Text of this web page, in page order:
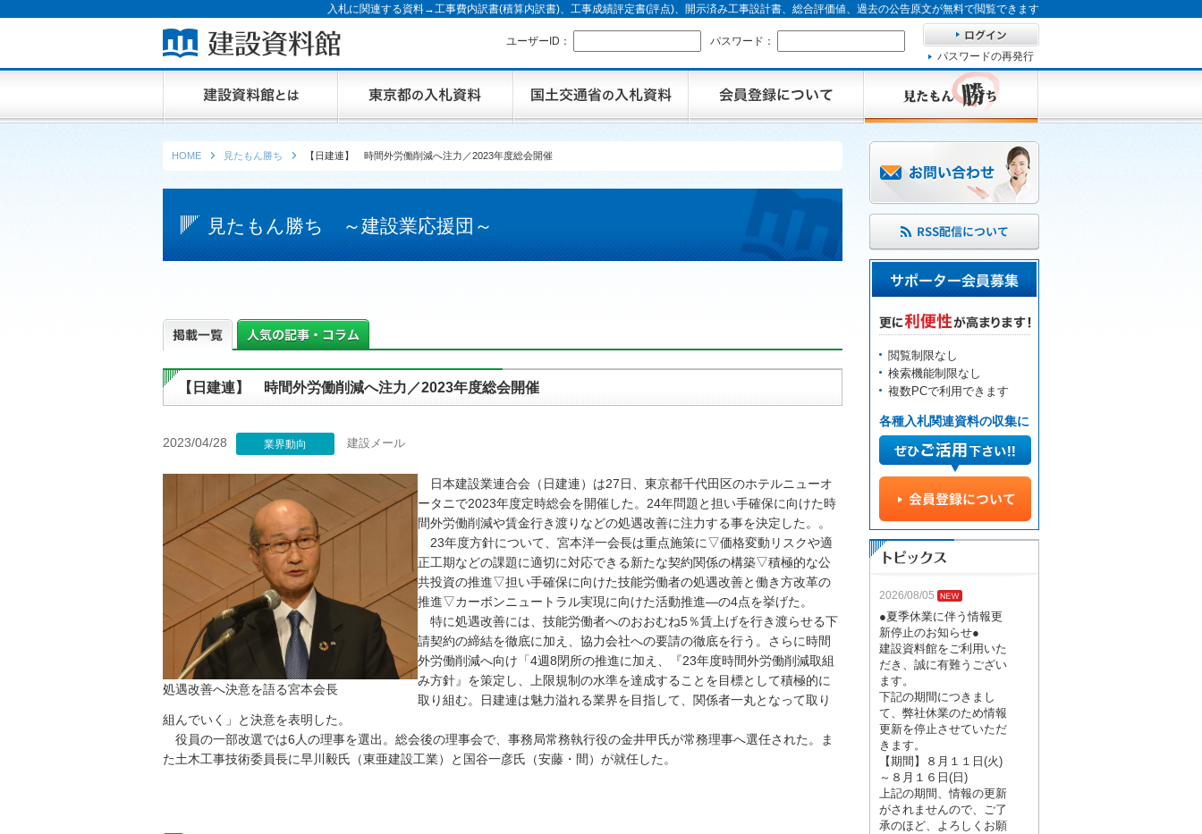
入札に関連する資料→工事費内訳書(積算内訳書)、工事成績評定書(評点)、開示済み工事設計書、総合評価値、過去の公告原文が無料で閲覧できます
ユーザーID：
パスワード：
パスワードの再発行
HOME 見たもん勝ち 【日建連】 時間外労働削減へ注力／2023年度総会開催
見たもん勝ち ～建設業応援団～
【日建連】 時間外労働削減へ注力／2023年度総会開催
2023/04/28 業界動向 建設メール
処遇改善へ決意を語る宮本会長
日本建設業連合会（日建連）は27日、東京都千代田区のホテルニューオ
ータニで2023年度定時総会を開催した。24年問題と担い手確保に向けた時
間外労働削減や賃金行き渡りなどの処遇改善に注力する事を決定した。。
23年度方針について、宮本洋一会長は重点施策に▽価格変動リスクや適
正工期などの課題に適切に対応できる新たな契約関係の構築▽積極的な公
共投資の推進▽担い手確保に向けた技能労働者の処遇改善と働き方改革の
推進▽カーボンニュートラル実現に向けた活動推進―の4点を挙げた。
特に処遇改善には、技能労働者へのおおむね5％賃上げを行き渡らせる下
請契約の締結を徹底に加え、協力会社への要請の徹底を行う。さらに時間
外労働削減へ向け「4週8閉所の推進に加え、『23年度時間外労働削減取組
み方針』を策定し、上限規制の水準を達成することを目標として積極的に
取り組む。日建連は魅力溢れる業界を目指して、関係者一丸となって取り
組んでいく」と決意を表明した。
役員の一部改選では6人の理事を選出。総会後の理事会で、事務局常務執行役の金井甲氏が常務理事へ選任された。ま
た土木工事技術委員長に早川毅氏（東亜建設工業）と国谷一彦氏（安藤・間）が就任した。
閲覧制限なし
検索機能制限なし
複数PCで利用できます
各種入札関連資料の収集に
2026/08/05
●夏季休業に伴う情報更
新停止のお知らせ●
建設資料館をご利用いた
だき、誠に有難うござい
ます。
下記の期間につきまし
て、弊社休業のため情報
更新を停止させていただ
きます。
【期間】８月１１日(火)
～８月１６日(日)
上記の期間、情報の更新
がされませんので、ご了
承のほど、よろしくお願